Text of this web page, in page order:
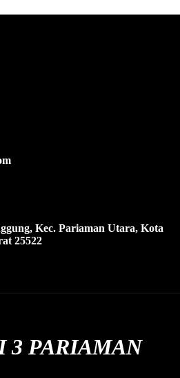
Kec. Pariaman Utara, Kota
25522
3 PARIAMAN